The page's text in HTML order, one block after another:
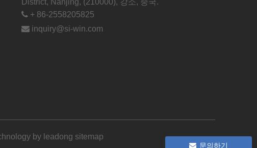
문의하기
District, Nanjing, (210000), 강소, 중국.
 + 86-2558205825
 inquiry@si-win.com
by leadong sitemap